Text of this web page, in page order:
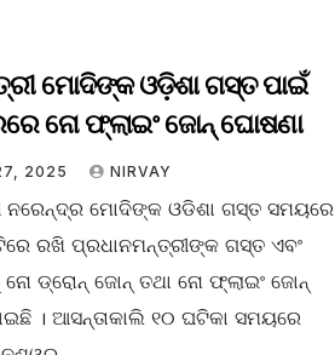
ମୋଦିଙ୍କ ଓଡ଼ିଶା ଗସ୍ତ ପାଇଁ
ନୋ ଫ୍ଲାଇଂ ଜୋନ୍ ଘୋଷଣା
2025 NIRVAY
ନରେନ୍ଦ୍ର ମୋଦିଙ୍କ ଓଡିଶା ଗସ୍ତ ସମୟରେ
ରଖି ପ୍ରଧାନମନ୍ତ୍ରୀଙ୍କ ଗସ୍ତ ଏବଂ
ଡ୍ରୋନ୍‌ ଜୋନ୍‌ ତଥା ନୋ ଫ୍ଲାଇଂ ଜୋନ୍‌
। ଆସନ୍ତାକାଲି ୧୦ ଘଟିକା ସମୟରେ